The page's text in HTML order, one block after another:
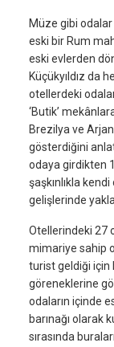
Müze gibi
eski bir Rum
eski evlerden
Küçükyıldız da
otellerdeki
‘Butik’
Brezilya ve
gösterdiğini
odaya girdikten
şaşkınlıkla
gelişlerinde
Otellerindeki 27
mimariye sahip
turist geldiği için
göreneklerine
odaların içinde
barınağı olarak
sırasında